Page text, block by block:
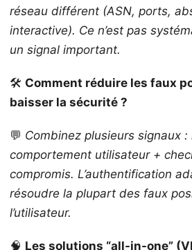
réseau différent (ASN, ports,
interactive). Ce n’est pas
un signal important.
🛠️ Comment réduire les faux
baisser la sécurité ?
💬 Combinez plusieurs signaux
comportement utilisateur +
compromis. L’authentification
résoudre la plupart des faux
l’utilisateur.
🧠 Les solutions “all-in-one”